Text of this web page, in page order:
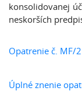
konsolidovanej
neskorších
Opatrenie č. MF/
Úplné znenie